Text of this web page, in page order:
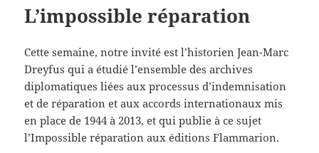
L’impossible réparation
Cette semaine, notre invité est l’historien Jean-Marc
Dreyfus qui a étudié l’ensemble des archives
diplomatiques liées aux processus d’indemnisation
et de réparation et aux accords internationaux mis
en place de 1944 à 2013, et qui publie à ce sujet
l’Impossible réparation aux éditions Flammarion.